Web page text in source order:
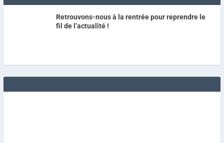
Retrouvons-nous à la rentrée pour reprendre le
fil de l’actualité !